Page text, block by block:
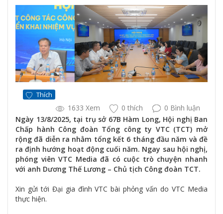
Thích
1633 Xem 0 thích
0 Bình luận
Ngày 13/8/2025, tại trụ sở 67B Hàm Long, Hội nghị Ban
Chấp hành Công đoàn Tổng công ty VTC (TCT) mở
rộng đã diễn ra nhằm tổng kết 6 tháng đầu năm và đề
ra định hướng hoạt động cuối năm. Ngay sau hội nghị,
phóng viên VTC Media đã có cuộc trò chuyện nhanh
với anh Dương Thế Lương – Chủ tịch Công đoàn TCT.
Xin gửi tới Đại gia đình VTC bài phỏng vấn do VTC Media
thực hiện.